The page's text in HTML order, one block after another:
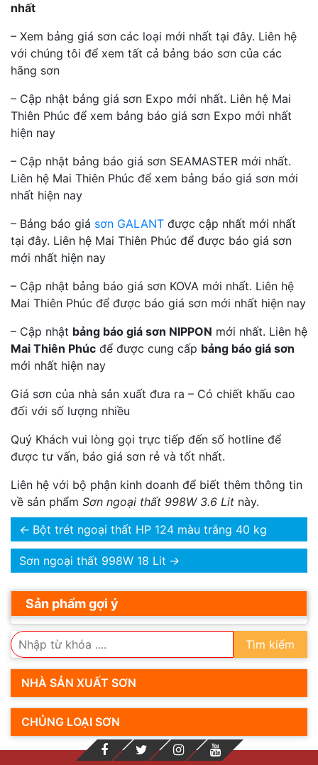
nhất
– Xem bảng giá sơn các loại mới nhất tại đây. Liên hệ
với chúng tôi để xem tất cả bảng báo sơn của các
hãng sơn
– Cập nhật bảng giá sơn Expo mới nhất. Liên hệ Mai
Thiên Phúc để xem bảng báo giá sơn Expo mới nhất
hiện nay
– Cập nhật bảng báo giá sơn SEAMASTER mới nhất.
Liên hệ Mai Thiên Phúc để xem bảng báo giá sơn mới
nhất hiện nay
– Bảng báo giá sơn GALANT được cập nhất mới nhất
tại đây. Liên hệ Mai Thiên Phúc để được báo giá sơn
mới nhất hiện nay
– Cập nhật bảng báo giá sơn KOVA mới nhất. Liên hệ
Mai Thiên Phúc để được báo giá sơn mới nhất hiện nay
– Cập nhật bảng báo giá sơn NIPPON mới nhất. Liên hệ
Mai Thiên Phúc để được cung cấp bảng báo giá sơn
mới nhất hiện nay
Giá sơn của nhà sản xuất đưa ra – Có chiết khấu cao
đối với số lượng nhiều
Quý Khách vui lòng gọi trực tiếp đến số hotline để
được tư vấn, báo giá sơn rẻ và tốt nhất.
Liên hệ với bộ phận kinh doanh để biết thêm thông tin
về sản phẩm Sơn ngoại thất 998W 3.6 Lit này.
← Bột trét ngoại thất HP 124 màu trắng 40 kg
Sơn ngoại thất 998W 18 Lit →
Sản phẩm gợi ý
Tìm kiếm
NHÀ SẢN XUẤT SƠN
CHỦNG LOẠI SƠN